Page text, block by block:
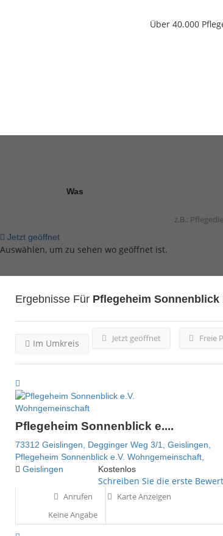
Über 40.000
Was
Jetzt geöffnet
Auswählen, um zu sehen wo geöffnet ist.
Ergebnisse Für Pflegeheim Sonnenblick
Jetzt geöffnet Freie
Im Umkreis
Wohngemeinschaft
Pflegeheim Sonnenblick e....
73312 Geislingen, Degginger Weg 3/1, Geislingen,
Pflegeheim Sonnenblick e.V. Wohngemeinschaft,
Kostenlos
Schreiben Sie die erste
Geislingen
Anrufen
Keine Angabe
Karte Anzeigen